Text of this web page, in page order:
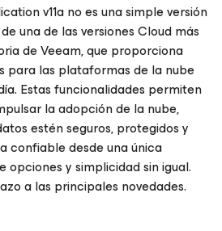
v11a no es una simple versión
una de las versiones Cloud más
de Veeam, que proporciona
para las plataformas de la nube
Estas funcionalidades permiten
la adopción de la nube,
estén seguros, protegidos y
confiable desde una única
y simplicidad sin igual.
a las principales novedades.